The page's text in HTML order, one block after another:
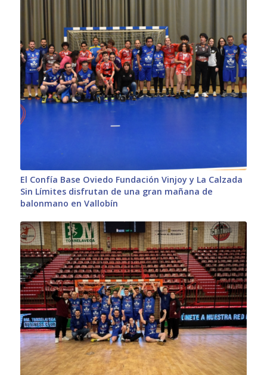
El Confía Base Oviedo Fundación Vinjoy y La Calzada
Sin Límites disfrutan de una gran mañana de
balonmano en Vallobín